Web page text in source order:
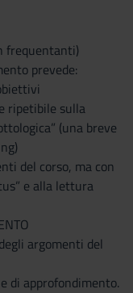
frequentanti)
prevede:
ripetibile sulla
(una breve
del corso, ma con
e alla lettura
argomenti del
di approfondimento.